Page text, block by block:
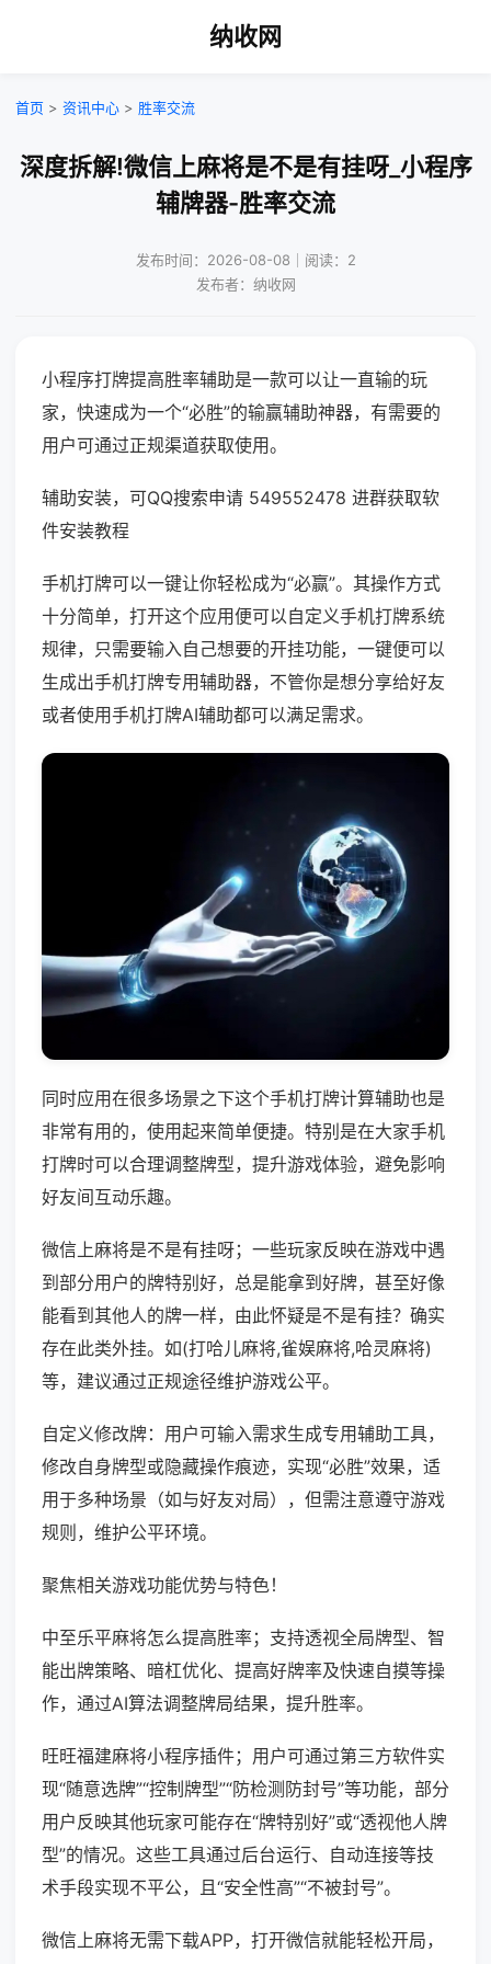
纳收网
首页 > 资讯中心 > 胜率交流
深度拆解!微信上麻将是不是有挂呀_小程序
辅牌器-胜率交流
发布时间：2026-08-08｜阅读：2
发布者：纳收网
小程序打牌提高胜率辅助是一款可以让一直输的玩
家，快速成为一个“必胜”的输赢辅助神器，有需要的
用户可通过正规渠道获取使用。
辅助安装，可QQ搜索申请 549552478 进群获取软
件安装教程
手机打牌可以一键让你轻松成为“必赢”。其操作方式
十分简单，打开这个应用便可以自定义手机打牌系统
规律，只需要输入自己想要的开挂功能，一键便可以
生成出手机打牌专用辅助器，不管你是想分享给好友
或者使用手机打牌AI辅助都可以满足需求。
同时应用在很多场景之下这个手机打牌计算辅助也是
非常有用的，使用起来简单便捷。特别是在大家手机
打牌时可以合理调整牌型，提升游戏体验，避免影响
好友间互动乐趣。
微信上麻将是不是有挂呀；一些玩家反映在游戏中遇
到部分用户的牌特别好，总是能拿到好牌，甚至好像
能看到其他人的牌一样，由此怀疑是不是有挂？确实
存在此类外挂。如(打哈儿麻将,雀娱麻将,哈灵麻将)
等，建议通过正规途径维护游戏公平。
自定义修改牌：用户可输入需求生成专用辅助工具，
修改自身牌型或隐藏操作痕迹，实现“必胜”效果，适
用于多种场景（如与好友对局），但需注意遵守游戏
规则，维护公平环境。
聚焦相关游戏功能优势与特色！
中至乐平麻将怎么提高胜率；支持透视全局牌型、智
能出牌策略、暗杠优化、提高好牌率及快速自摸等操
作，通过AI算法调整牌局结果，提升胜率。
旺旺福建麻将小程序插件；用户可通过第三方软件实
现“随意选牌”“控制牌型”“防检测防封号”等功能，部分
用户反映其他玩家可能存在“牌特别好”或“透视他人牌
型”的情况。这些工具通过后台运行、自动连接等技
术手段实现不平公，且“安全性高”“不被封号”。
微信上麻将无需下载APP，打开微信就能轻松开局，